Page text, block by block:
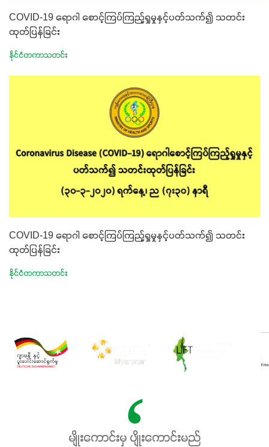
COVID-19 ရောဂါ စောင့်ကြပ်ကြည့်ရှုမှုနှင့်ပတ်သက်၍ သတင်း
ထုတ်ပြန်ခြင်း
နိုင်ငံတကာသတင်း
COVID-19 ရောဂါ စောင့်ကြပ်ကြည့်ရှုမှုနှင့်ပတ်သက်၍ သတင်း
ထုတ်ပြန်ခြင်း
နိုင်ငံတကာသတင်း
မျိုးကောင်းမှ ပျိုးကောင်းမည်